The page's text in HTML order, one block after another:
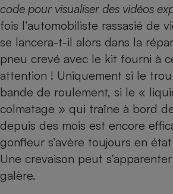
code pour visualiser des vidéos
fois l’automobiliste rassasié de
se lancera-t-il alors dans la
pneu crevé avec le kit fourni à
attention ! Uniquement si le
bande de roulement, si le «
colmatage » qui traîne à bord
depuis des mois est encore
gonfleur s’avère toujours en
Une crevaison peut
galère.